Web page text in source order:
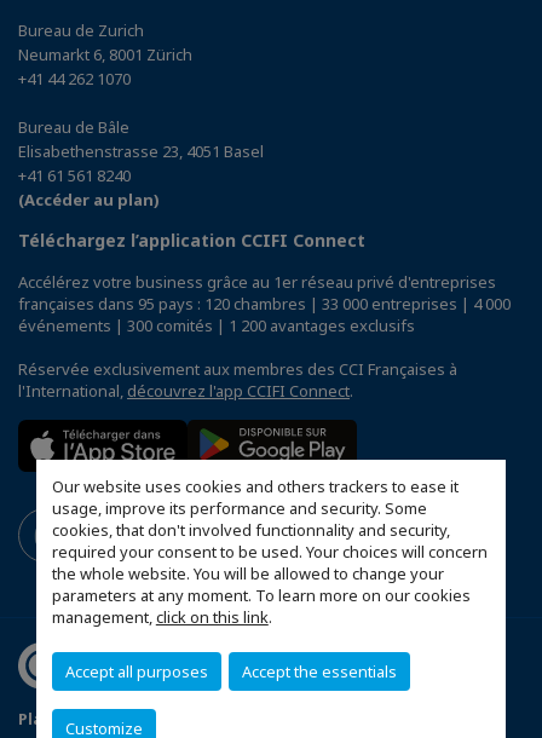
Our website uses cookies and others trackers to ease it
usage, improve its performance and security. Some
cookies, that don't involved functionnality and security,
required your consent to be used. Your choices will concern
the whole website. You will be allowed to change your
parameters at any moment. To learn more on our cookies
management,click on this link.
Accept all purposes Accept the essentials
Customize
Bureau de Zurich
Neumarkt 6, 8001 Zürich
+41 44 262 1070
Bureau de Bâle
Elisabethenstrasse 23, 4051 Basel
+41 61 561 8240
(Accéder au plan)
Téléchargez l’application CCIFI Connect
Accélérez votre business grâce au 1er réseau privé d'entreprises
françaises dans 95 pays : 120 chambres | 33 000 entreprises | 4 000
événements | 300 comités | 1 200 avantages exclusifs
Réservée exclusivement aux membres des CCI Françaises à
l'International, découvrez l'app CCIFI Connect.
Plan d'accès Genève